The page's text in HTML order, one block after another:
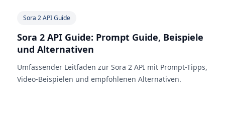
Sora 2 API Guide
Sora 2 API Guide: Prompt Guide, Beispiele
und Alternativen
Umfassender Leitfaden zur Sora 2 API mit Prompt-Tipps,
Video-Beispielen und empfohlenen Alternativen.